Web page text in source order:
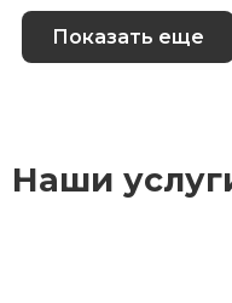
Показать еще
Наши